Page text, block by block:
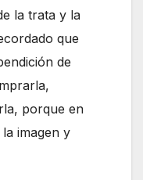
la trata y la
que
de
porque en
imagen y